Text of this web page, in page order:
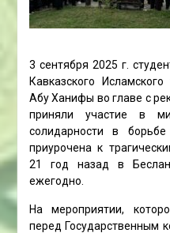
3 сентября 2025 г.
Кавказского
Абу Ханифы во главе с
приняли участие в
солидарности в
приурочена к
21 год назад в
ежегодно.
На мероприятии,
перед Государственным